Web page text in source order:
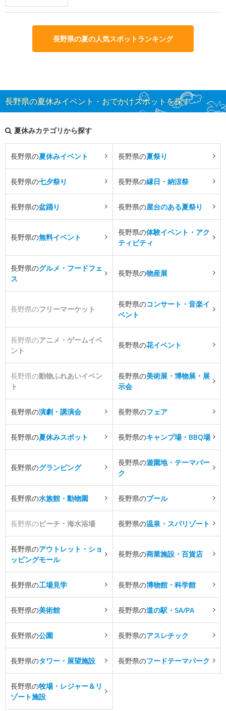
長野県の夏の人気スポットランキング
長野県の夏休みイベント・おでかけスポットを探す
夏休みカテゴリから探す
長野県の夏休みイベント 長野県の夏祭り
長野県の七夕祭り 長野県の縁日・納涼祭
長野県の盆踊り 長野県の屋台のある夏祭り
長野県の無料イベント
長野県の体験イベント・アク
ティビティ
長野県のグルメ・フードフェ
ス
長野県の物産展
長野県のフリーマーケット
長野県のコンサート・音楽イ
ベント
長野県のアニメ・ゲームイベ
ント
長野県の花イベント
長野県の動物ふれあいイベン
ト
長野県の美術展・博物展・展
示会
長野県の演劇・講演会 長野県のフェア
長野県の夏休みスポット 長野県のキャンプ場・BBQ場
長野県のグランピング
長野県の遊園地・テーマパー
ク
長野県の水族館・動物園 長野県のプール
長野県のビーチ・海水浴場 長野県の温泉・スパリゾート
長野県のアウトレット・ショ
ッピングモール
長野県の商業施設・百貨店
長野県の工場見学 長野県の博物館・科学館
長野県の美術館 長野県の道の駅・SA/PA
長野県の公園 長野県のアスレチック
長野県のタワー・展望施設 長野県のフードテーマパーク
長野県の牧場・レジャー＆リ
ゾート施設